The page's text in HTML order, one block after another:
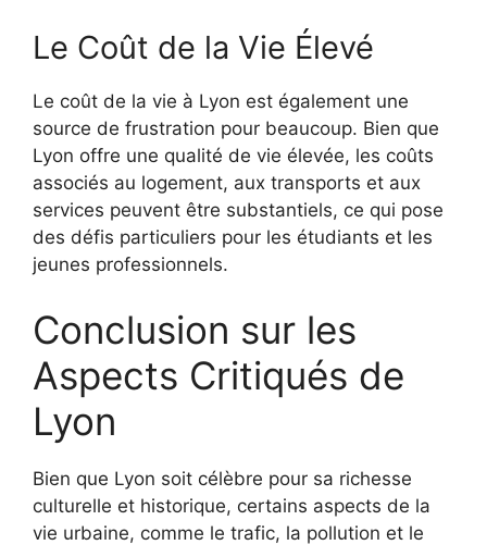
Le Coût de la Vie Élevé
Le coût de la vie à Lyon est également une
source de frustration pour beaucoup. Bien que
Lyon offre une qualité de vie élevée, les coûts
associés au logement, aux transports et aux
services peuvent être substantiels, ce qui pose
des défis particuliers pour les étudiants et les
jeunes professionnels.
Conclusion sur les
Aspects Critiqués de
Lyon
Bien que Lyon soit célèbre pour sa richesse
culturelle et historique, certains aspects de la
vie urbaine, comme le trafic, la pollution et le